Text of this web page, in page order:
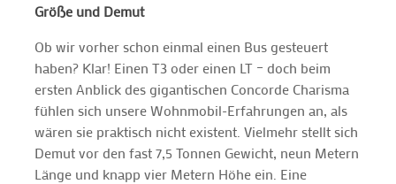
Größe und Demut
Ob wir vorher schon einmal einen Bus gesteuert
haben? Klar! Einen T3 oder einen LT – doch beim
ersten Anblick des gigantischen Concorde Charisma
fühlen sich unsere Wohnmobil-Erfahrungen an, als
wären sie praktisch nicht existent. Vielmehr stellt sich
Demut vor den fast 7,5 Tonnen Gewicht, neun Metern
Länge und knapp vier Metern Höhe ein. Eine